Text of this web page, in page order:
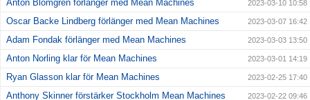
Anton Blomgren förlänger med Mean Machines 2023-03-10 10:58
Oscar Backe Lindberg förlänger med Mean Machines 2023-03-07 16:42
Adam Fondak förlänger med Mean Machines 2023-03-03 13:50
Anton Norling klar för Mean Machines 2023-03-01 14:19
Ryan Glasson klar för Mean Machines 2023-02-25 17:40
Anthony Skinner förstärker Stockholm Mean Machines 2023-02-22 09:46